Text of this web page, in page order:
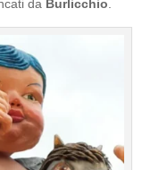
da Burlicchio